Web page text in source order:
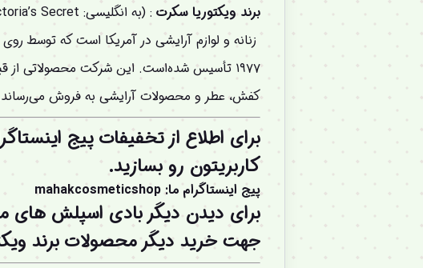
برند ویکتوریا سکرت : (به انگلیسی: Victoria’s Secret ) طراح، تولیدکننده، بازاریاب و فروشندهٔ لباس زیر
۱۹۷۷ تأسیس شده‌است. این شرکت محصولاتی از
کفش، عطر و محصولات آرایشی به فروش
برای اطلاع از تخفیفات پیج
کاربریتون رو بسازید.
پیج اینستاگرام ما:
mahakcosmeticshop
برای دیدن دیگر بادی اسپلش های
جهت خرید دیگر محصولات برند